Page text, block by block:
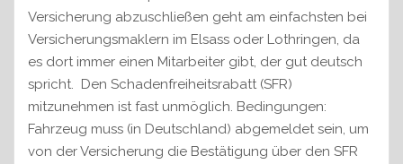
Versicherung abzuschließen geht am einfachsten bei
Versicherungsmaklern im Elsass oder Lothringen, da
es dort immer einen Mitarbeiter gibt, der gut deutsch
spricht. Den Schadenfreiheitsrabatt (SFR)
mitzunehmen ist fast unmöglich. Bedingungen:
Fahrzeug muss (in Deutschland) abgemeldet sein, um
von der Versicherung die Bestätigung über den SFR